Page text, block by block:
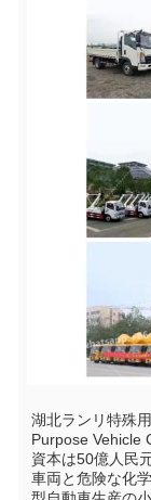
湖北ランリ特殊
Purpose Vehicle
資本は50億人民
車両と危険な化